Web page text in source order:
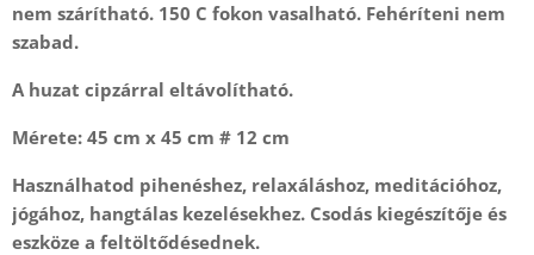
nem szárítható. 150 C fokon vasalható. Fehéríteni nem
szabad.
A huzat cipzárral eltávolítható.
Mérete: 45 cm x 45 cm # 12 cm
Használhatod pihenéshez, relaxáláshoz, meditációhoz,
jógához, hangtálas kezelésekhez. Csodás kiegészítője és
eszköze a feltöltődésednek.